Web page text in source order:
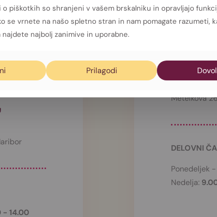
IZ
- 14.00
Metelkova
DELOVNI
Ponedeljek
Nedelja:
o piškotkih so shranjeni v vašem brskalniku in opravljajo
se vrnete na našo spletno stran in nam pomagate razumeti,
najbolj zanimive in uporabne.
Prilagodi